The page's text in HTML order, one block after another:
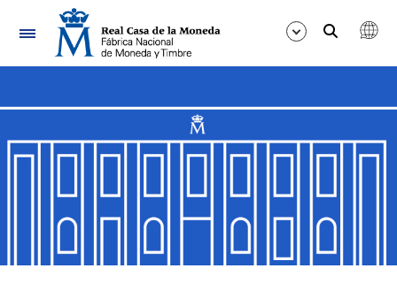
Nabigazioa
Erakutsi/Ezkutatu
Erakutsi/Ezkutatu
Erakutsi/Ezkutatu